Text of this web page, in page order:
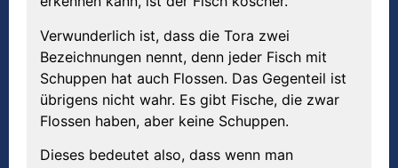
Verwunderlich ist, dass die Tora zwei
Bezeichnungen nennt, denn jeder Fisch mit
Schuppen hat auch Flossen. Das Gegenteil ist
übrigens nicht wahr. Es gibt Fische, die zwar
Flossen haben, aber keine Schuppen.
Dieses bedeutet also, dass wenn man